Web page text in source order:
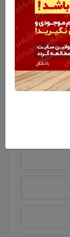
خرید